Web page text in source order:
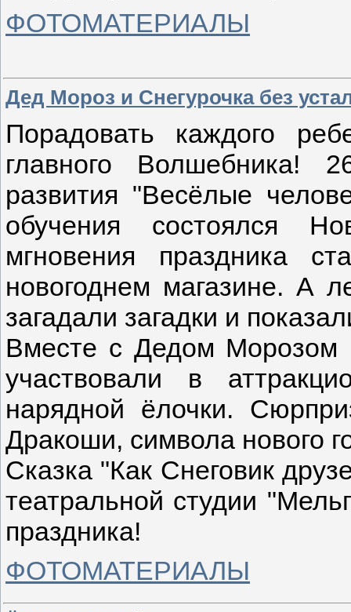
ФОТОМАТЕРИАЛЫ
Дед Мороз и Снегурочка без
Порадовать каждого
главного Волшебника!
развития "Весёлые
обучения состоялся
мгновения праздника
новогоднем магазине. А
загадали загадки и
Вместе с Дедом Морозом
участвовали в
нарядной ёлочки.
Дракоши, символа нового
Сказка "Как Снеговик
театральной студии
праздника!
ФОТОМАТЕРИАЛЫ